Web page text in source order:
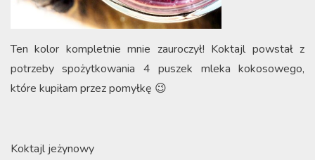
Ten kolor kompletnie mnie zauroczył! Koktajl powstał z
potrzeby spożytkowania 4 puszek mleka kokosowego,
które kupiłam przez pomyłkę 😉
Koktajl jeżynowy